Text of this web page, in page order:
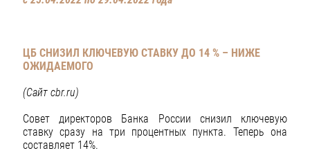
ЦБ СНИЗИЛ КЛЮЧЕВУЮ СТАВКУ ДО 14 % – НИЖЕ
ОЖИДАЕМОГО
(Сайт cbr.ru)
Совет директоров Банка России снизил ключевую
ставку сразу на три процентных пункта. Теперь она
составляет 14%.